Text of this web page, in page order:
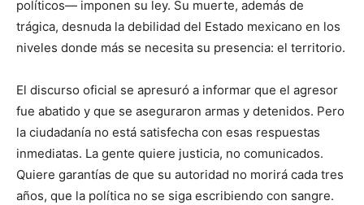
políticos— imponen su ley. Su muerte, además de
trágica, desnuda la debilidad del Estado mexicano en los
niveles donde más se necesita su presencia: el territorio.
El discurso oficial se apresuró a informar que el agresor
fue abatido y que se aseguraron armas y detenidos. Pero
la ciudadanía no está satisfecha con esas respuestas
inmediatas. La gente quiere justicia, no comunicados.
Quiere garantías de que su autoridad no morirá cada tres
años, que la política no se siga escribiendo con sangre.